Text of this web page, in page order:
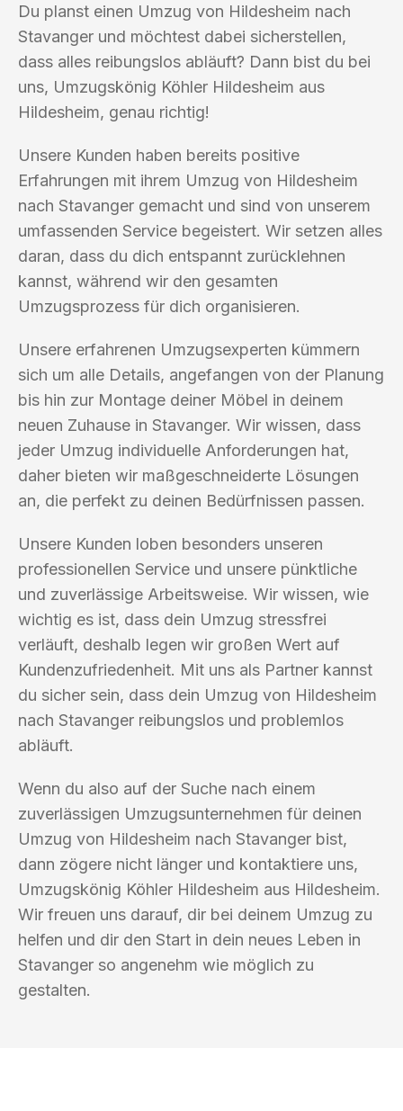
Du planst einen Umzug von Hildesheim nach
Stavanger und möchtest dabei sicherstellen,
dass alles reibungslos abläuft? Dann bist du bei
uns, Umzugskönig Köhler Hildesheim aus
Hildesheim, genau richtig!
Unsere Kunden haben bereits positive
Erfahrungen mit ihrem Umzug von Hildesheim
nach Stavanger gemacht und sind von unserem
umfassenden Service begeistert. Wir setzen alles
daran, dass du dich entspannt zurücklehnen
kannst, während wir den gesamten
Umzugsprozess für dich organisieren.
Unsere erfahrenen Umzugsexperten kümmern
sich um alle Details, angefangen von der Planung
bis hin zur Montage deiner Möbel in deinem
neuen Zuhause in Stavanger. Wir wissen, dass
jeder Umzug individuelle Anforderungen hat,
daher bieten wir maßgeschneiderte Lösungen
an, die perfekt zu deinen Bedürfnissen passen.
Unsere Kunden loben besonders unseren
professionellen Service und unsere pünktliche
und zuverlässige Arbeitsweise. Wir wissen, wie
wichtig es ist, dass dein Umzug stressfrei
verläuft, deshalb legen wir großen Wert auf
Kundenzufriedenheit. Mit uns als Partner kannst
du sicher sein, dass dein Umzug von Hildesheim
nach Stavanger reibungslos und problemlos
abläuft.
Wenn du also auf der Suche nach einem
zuverlässigen Umzugsunternehmen für deinen
Umzug von Hildesheim nach Stavanger bist,
dann zögere nicht länger und kontaktiere uns,
Umzugskönig Köhler Hildesheim aus Hildesheim.
Wir freuen uns darauf, dir bei deinem Umzug zu
helfen und dir den Start in dein neues Leben in
Stavanger so angenehm wie möglich zu
gestalten.